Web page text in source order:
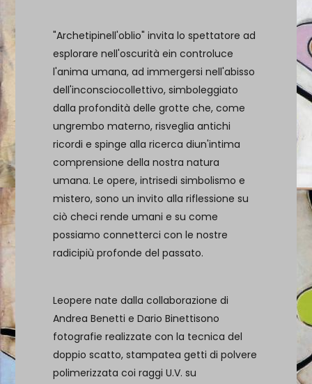
"Archetipinell'oblio" invita lo spettatore ad
esplorare nell'oscurità ein controluce
l'anima umana, ad immergersi nell'abisso
dell'inconsciocollettivo, simboleggiato
dalla profondità delle grotte che, come
ungrembo materno, risveglia antichi
ricordi e spinge alla ricerca diun'intima
comprensione della nostra natura
umana. Le opere, intrisedi simbolismo e
mistero, sono un invito alla riflessione su
ciò checi rende umani e su come
possiamo connetterci con le nostre
radicipiù profonde del passato.
Leopere nate dalla collaborazione di
Andrea Benetti e Dario Binettisono
fotografie realizzate con la tecnica del
doppio scatto, stampatea getti di polvere
polimerizzata coi raggi U.V. su